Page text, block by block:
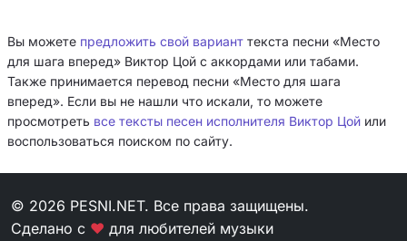
Вы можете предложить свой вариант текста песни «Место
для шага вперед» Виктор Цой с аккордами или табами.
Также принимается перевод песни «Место для шага
вперед». Если вы не нашли что искали, то можете
просмотреть все тексты песен исполнителя Виктор Цой или
воспользоваться поиском по сайту.
© 2026 PESNI.NET. Все права защищены.
Сделано с ❤ для любителей музыки